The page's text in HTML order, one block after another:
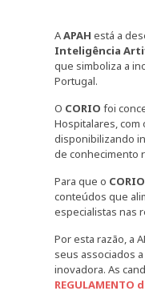
AAPAHestá a
Inteligência
que simboliza a
Portugal.
O CORIO foi
Hospitalares,
disponibilizando
de conhecimento
Para que o CORIO
conteúdos que
especialistas nas
Por esta razão, a
seus associados
inovadora. As
REGULAMENTO